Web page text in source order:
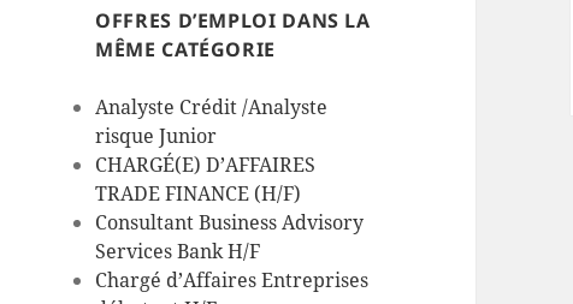
OFFRES D’EMPLOI DANS LA
MÊME CATÉGORIE
Analyste Crédit /Analyste
risque Junior
CHARGÉ(E) D’AFFAIRES
TRADE FINANCE (H/F)
Consultant Business Advisory
Services Bank H/F
Chargé d’Affaires Entreprises